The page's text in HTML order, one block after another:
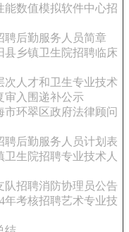
能数值模拟软件中心招
聘后勤服务人员简章
县乡镇卫生院招聘临床
次人才和卫生专业技术
审入围递补公示
市环翠区政府法律顾问
聘后勤服务人员计划表
卫生院招聘专业技术人
队招聘消防协理员公告
年考核招聘艺术专业技